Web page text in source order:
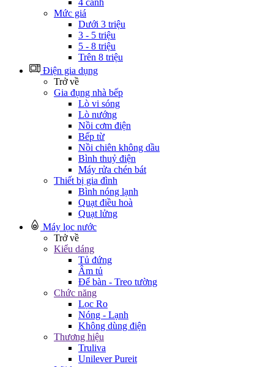
Mức giá
Dưới 3 triệu
3 - 5 triệu
5 - 8 triệu
Trên 8 triệu
Điện gia dụng
Trở về
Gia đụng nhà bếp
Lò vi sóng
Lò nướng
Nồi cơm điện
Bếp từ
Nồi chiên không dầu
Bình thuỷ điện
Máy rửa chén bát
Thiết bị gia đình
Bình nóng lạnh
Quạt điều hoà
Quạt lửng
Máy lọc nước
Trở về
Kiểu dáng
Tủ đứng
Âm tủ
Để bàn - Treo tường
Chức năng
Lọc Ro
Nóng - Lạnh
Không dùng điện
Thương hiệu
Truliva
Unilever Pureit